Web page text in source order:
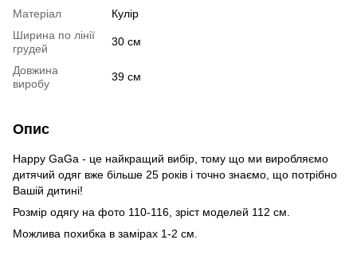
Матеріал
Кулір
Ширина по лінії
грудей
30 см
Довжина
виробу
39 см
Опис
Happy GaGa - це найкращий вибір, тому що ми виробляємо
дитячий одяг вже більше 25 років і точно знаємо, що потрібно
Вашій дитині!
Розмір одягу на фото 110-116, зріст моделей 112 см.
Можлива похибка в замірах 1-2 см.